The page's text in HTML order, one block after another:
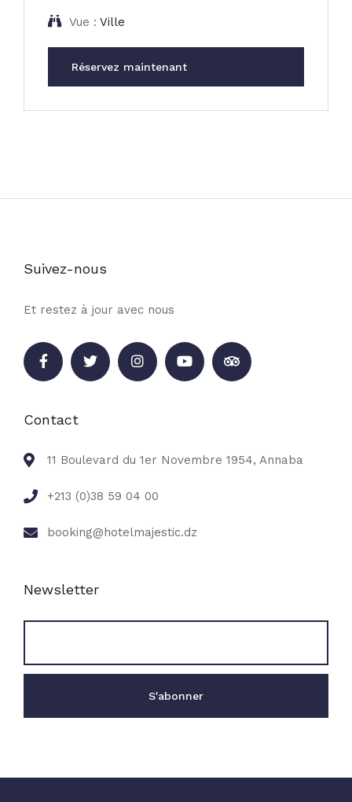
Vue : Ville
Réservez maintenant
Suivez-nous
Et restez à jour avec nous
Contact
11 Boulevard du 1er Novembre 1954, Annaba
+213 (0)38 59 04 00
booking@hotelmajestic.dz
Newsletter